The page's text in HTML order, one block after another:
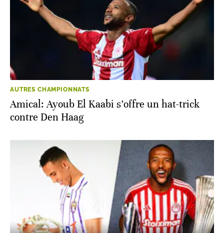
AUTRES CHAMPIONNATS
Amical: Ayoub El Kaabi s’offre un hat-trick
contre Den Haag